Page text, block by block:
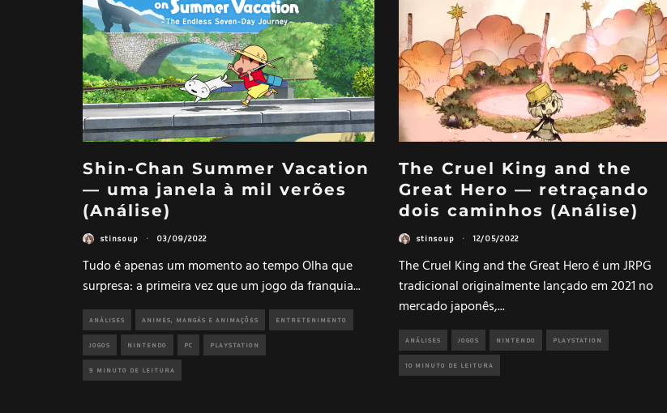
Shin-Chan Summer Vacation
— uma janela à mil verões
(Análise)
stinsoup · 03/09/2022
Tudo é apenas um momento ao tempo Olha que
surpresa: a primeira vez que um jogo da franquia...
ANÁLISES ANIMES, MANGÁS E ANIMAÇÕES ENTRETENIMENTO
JOGOS NINTENDO PC PLAYSTATION
9 MINUTO DE LEITURA
The Cruel King and the
Great Hero — retraçando
dois caminhos (Análise)
stinsoup · 12/05/2022
The Cruel King and the Great Hero é um JRPG
tradicional originalmente lançado em 2021 no
mercado japonês,...
ANÁLISES JOGOS NINTENDO PLAYSTATION
10 MINUTO DE LEITURA